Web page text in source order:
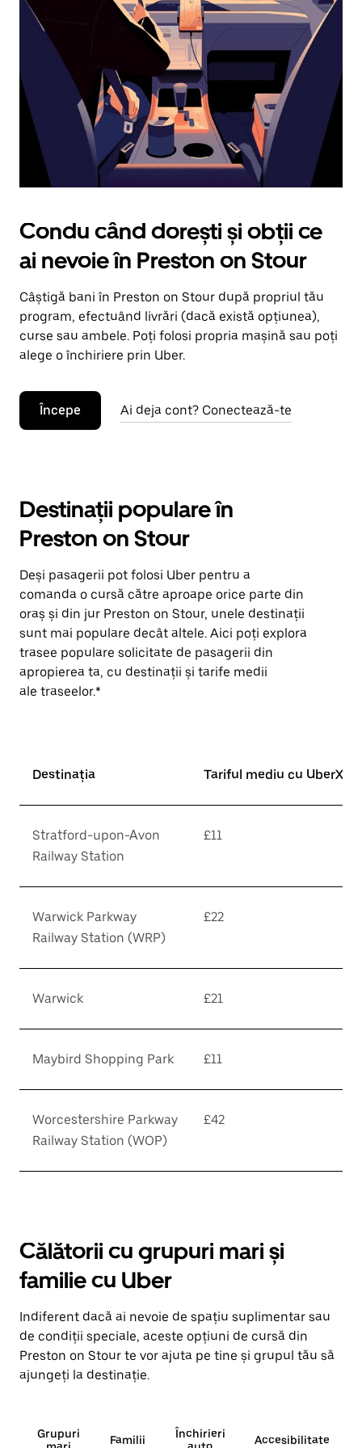
în
jos.
Închide
calendarul
apăsând
pe
butonul
Escape.
Condu când dorești și obții ce
ai nevoie în Preston on Stour
Câștigă bani în Preston on Stour după propriul tău
program, efectuând livrări (dacă există opțiunea),
curse sau ambele. Poți folosi propria mașină sau poți
alege o închiriere prin Uber.
Începe Ai deja cont? Conectează-te
Destinații populare în
Preston on Stour
Deși pasagerii pot folosi Uber pentru a
comanda o cursă către aproape orice parte din
oraș și din jur Preston on Stour, unele destinații
sunt mai populare decât altele. Aici poți explora
trasee populare solicitate de pasagerii din
apropierea ta, cu destinații și tarife medii
ale traseelor.*
Destinația Tariful mediu cu UberX*
Stratford-upon-Avon
Railway Station
£11
Warwick Parkway
Railway Station (WRP)
£22
Warwick £21
Maybird Shopping Park £11
Worcestershire Parkway
Railway Station (WOP)
£42
Călătorii cu grupuri mari și
familie cu Uber
Indiferent dacă ai nevoie de spațiu suplimentar sau
de condiții speciale, aceste opțiuni de cursă din
Preston on Stour te vor ajuta pe tine și grupul tău să
ajungeți la destinație.
Grupuri
Familii
Închirieri
Accesibilitate